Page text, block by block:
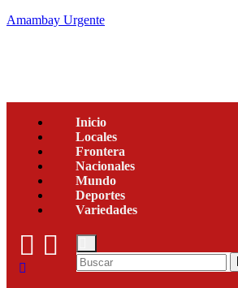
Amambay Urgente
Inicio
Locales
Frontera
Nacionales
Mundo
Deportes
Variedades